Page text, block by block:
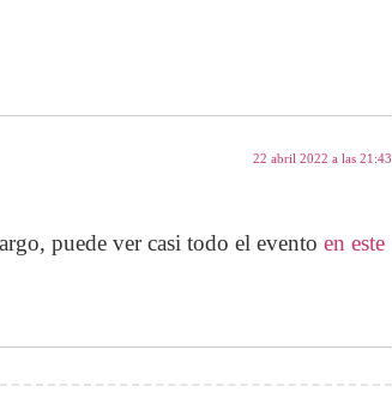
22 abril 2022 a las 21:43
puede ver casi todo el evento en este